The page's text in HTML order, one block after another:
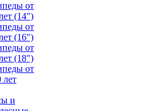
от
(14")
от
(16")
от
(18")
от
лет
и